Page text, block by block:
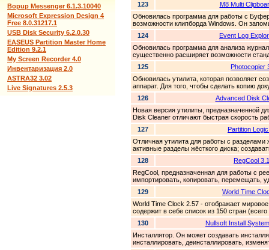
Bopup Messenger 6.1.3.10040
Microsoft Expression Design 4
Free 8.0.31217.1
USB Disk Security 6.2.0.30
EASEUS Partition Master Home
Edition 9.2.1
My Screen Recorder 4.0
Инвентаризация 2.0
ASTRA32 3.02
Live Signatures 2.5.3
123
M8 Multi
Обновилась программа для работы с
возможности клипборда Windows. Он
124
Event Log
Обновилась программа для анализа
существенно расширяет возможности
125
Photocopier
Обновилась утилита, которая позволяет
аппарат. Для того, чтобы сделать копию
126
Advanced Disk
Новая версия утилиты, предназначенной
Disk Cleaner отличают быстрая скорость
127
Partition
Отличная утилита для работы с разделами
активные разделы жёсткого диска;
128
RegCool
RegCool, предназначенная для работы с
импортировать, копировать, перемещать,
129
World Time
World Time Clock 2.57 - отображает
содержит в себе список из 150 стран
130
Nullsoft Install
Инсталлятор. Он может создавать
инсталлировать, деинсталлировать,